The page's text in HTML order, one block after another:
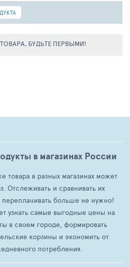
БУДЬТЕ ПЕРВЫМИ!
в магазинах России
товара в разных магазинах может
Отслеживать и сравнивать их
больше не нужно!
узнать самые выгодные цены на
в своем городе, формировать
корзины и экономить от
потребления.